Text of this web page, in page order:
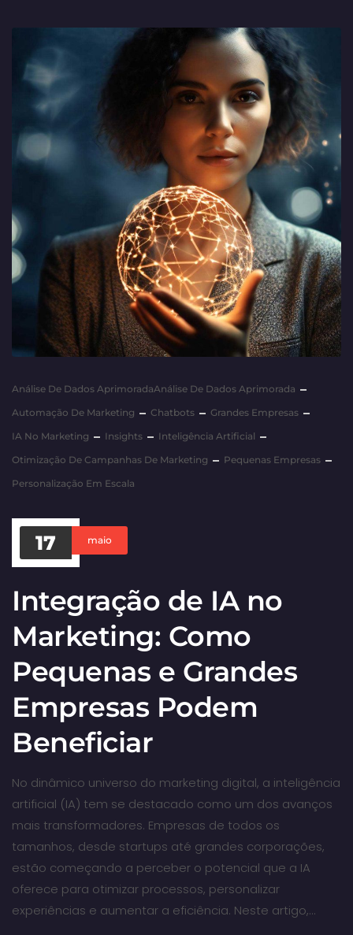
Análise De Dados AprimoradaAnálise De Dados Aprimorada
Automação De Marketing
Chatbots
Grandes Empresas
IA No Marketing
Insights
Inteligência Artificial
Otimização De Campanhas De Marketing
Pequenas Empresas
Personalização Em Escala
17 maio
Integração de IA no
Marketing: Como
Pequenas e Grandes
Empresas Podem
Beneficiar
No dinâmico universo do marketing digital, a inteligência
artificial (IA) tem se destacado como um dos avanços
mais transformadores. Empresas de todos os
tamanhos, desde startups até grandes corporações,
estão começando a perceber o potencial que a IA
oferece para otimizar processos, personalizar
experiências e aumentar a eficiência. Neste artigo,…